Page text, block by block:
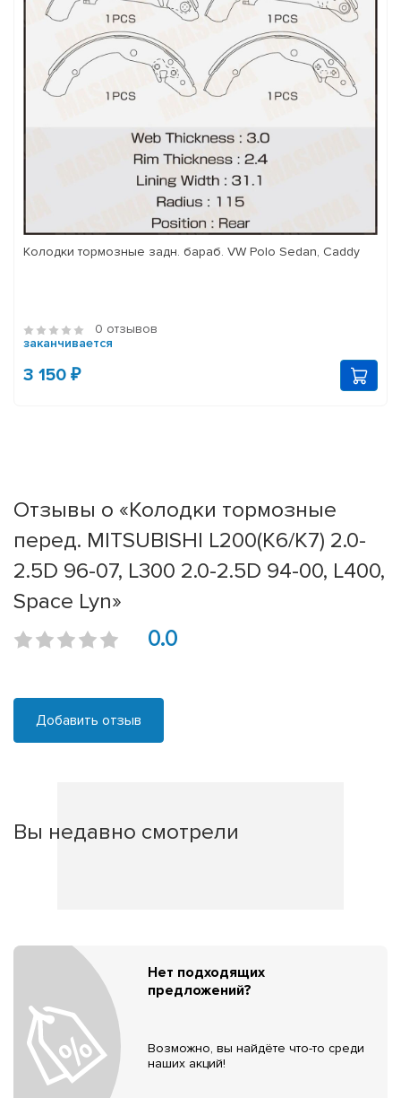
Колодки тормозные задн. бараб. VW Polo Sedan, Caddy
0 отзывов
заканчивается
3 150 ₽
Отзывы о «Колодки тормозные
перед. MITSUBISHI L200(K6/K7) 2.0-
2.5D 96-07, L300 2.0-2.5D 94-00, L400,
Space Lyn»
0.0
Добавить отзыв
Вы недавно смотрели
Нет подходящих
предложений?
Возможно, вы найдёте что-то среди
наших акций!